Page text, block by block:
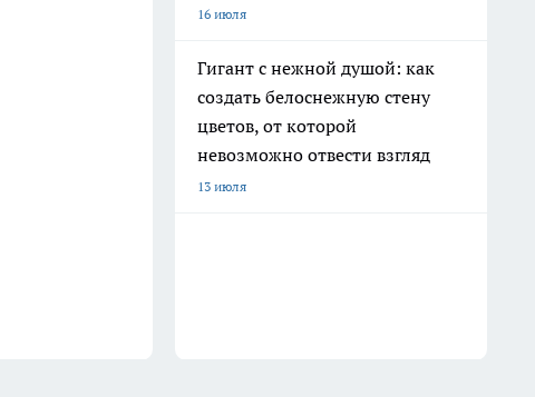
16 июля
Гигант с нежной душой: как
создать белоснежную стену
цветов, от которой
невозможно отвести взгляд
13 июля